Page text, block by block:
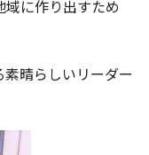
域に作り出すため
晴らしいリーダー